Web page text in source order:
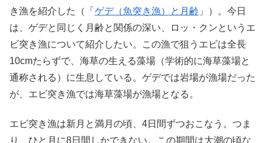
き漁を紹介した（「 ゲデ（魚突き漁）と月齢 」）。今日
は、ゲデと同じく月齢と関係の深い、ロッ・クンというエ
ビ突き漁について紹介したい。この漁で狙うエビは全長
10cmたらずで、海草の生える藻場（学術的に海草藻場と
通称される）に生息している。ゲデでは岩場が漁場だった
が、エビ突き漁では海草藻場が漁場となる。
エビ突き漁は新月と満月の頃、4日間ずつおこなう。つま
り、ひと月に8日間しかできない。この期間は大潮の頃な